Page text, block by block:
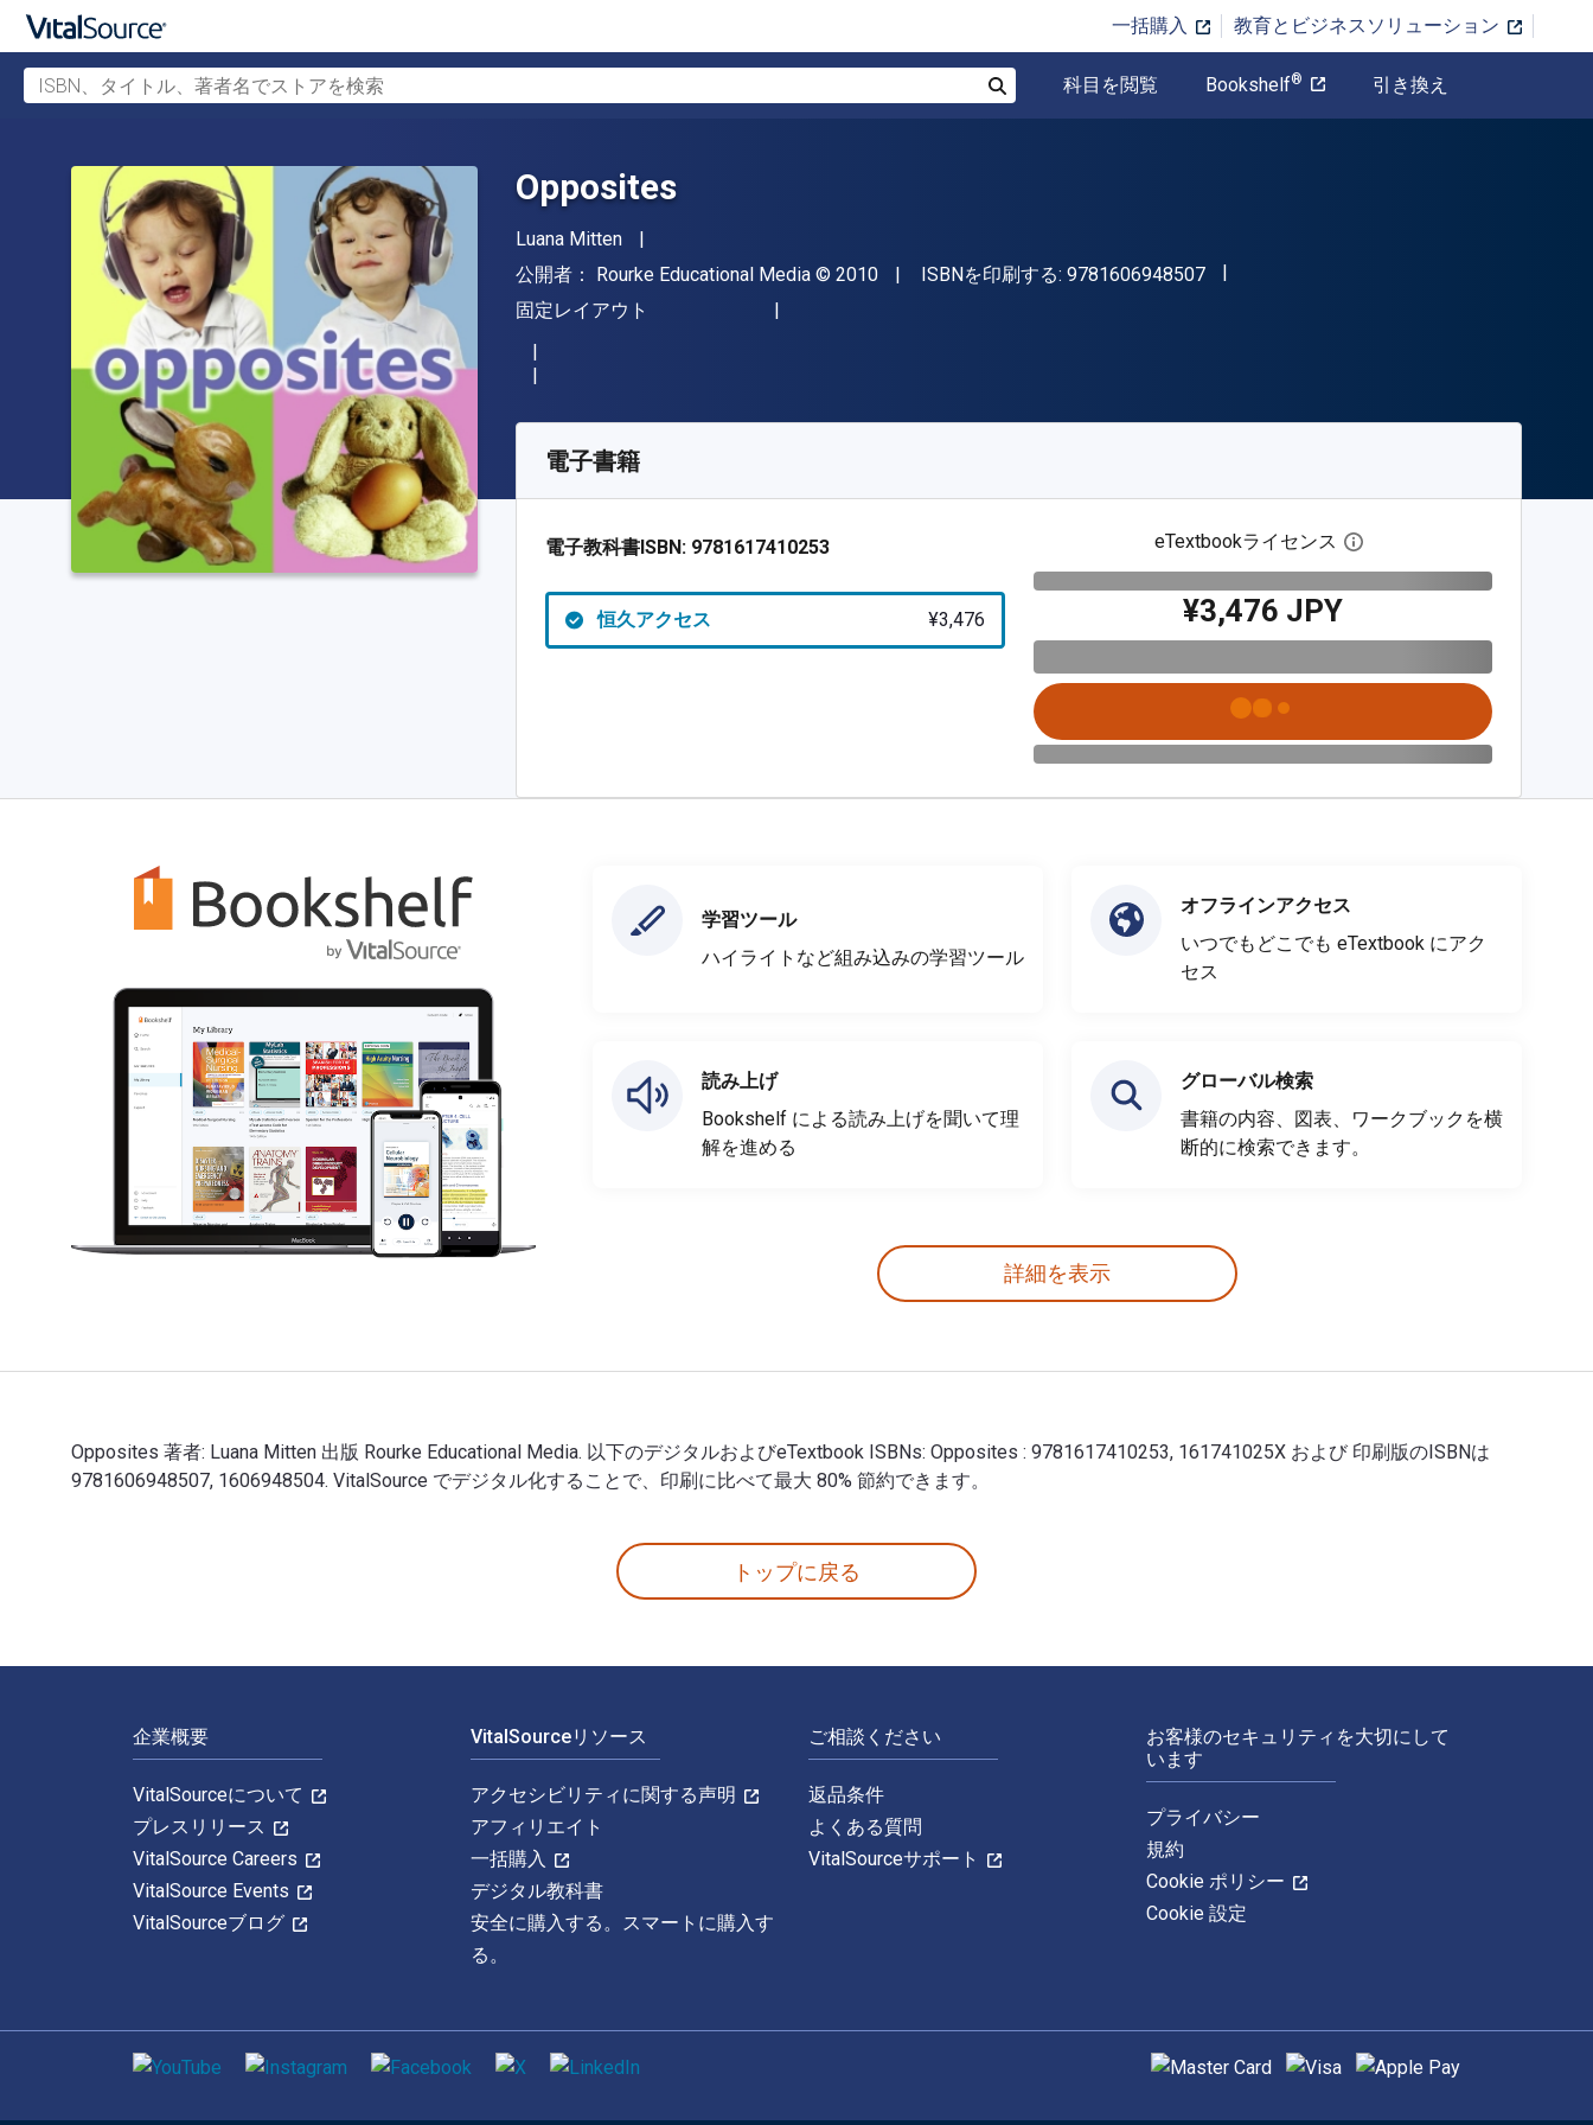
一括購入 教育とビジネスソリューション
ISBN、タイトル、著者名でストアを検索
科目を閲覧 Bookshelf® 引き換え
Opposites
著者
Luana Mitten
出版社
公開者： Rourke Educational Media 著作権
© 2010 ISBNを印刷する: 9781606948507"ISBN-13 9781606948507"
形式
固定レイアウト
SKU:
電子書籍
電子教科書ISBN: 9781617410253
恒久アクセス ¥3,476
eTextbookライセンス デジタルライセンスダイ
¥3,476 JPY
学習ツール
ハイライトなど組み込みの学習ツール
読み上げ
Bookshelf による読み上げを聞いて理
解を進める
オフラインアクセス
いつでもどこでも eTextbook にアク
セス
グローバル検索
書籍の内容、図表、ワークブックを横
断的に検索できます。
詳細を表示
Opposites 著者: Luana Mitten 出版 Rourke Educational Media. 以下のデジタルおよびeTextbook ISBNs: Opposites : 9781617410253, 161741025X および 印刷版のISBNは
9781606948507, 1606948504. VitalSource でデジタル化することで、印刷に比べて最大 80% 節約できます。
トップに戻る
企業概要
VitalSourceについて
プレスリリース
VitalSource Careers
VitalSource Events
VitalSourceブログ
VitalSourceリソース
アクセシビリティに関する声明
アフィリエイト
一括購入
デジタル教科書
安全に購入する。スマートに購入す
る。
ご相談ください
返品条件
よくある質問
VitalSourceサポート
お客様のセキュリティを大切にして
います
プライバシー
規約
Cookie ポリシー
Cookie 設定
ソーシャルメディア サポートされている支払い方法